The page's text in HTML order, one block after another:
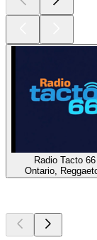
Radio Tacto 66
Ontario,